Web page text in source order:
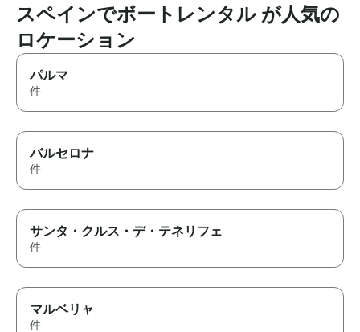
スペインでボートレンタル が人気の
ロケーション
パルマ
件
バルセロナ
件
サンタ・クルス・デ・テネリフェ
件
マルベリャ
件